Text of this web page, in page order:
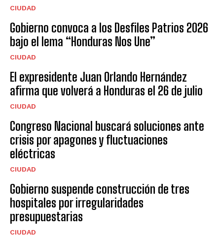
CIUDAD
Gobierno convoca a los Desfiles Patrios 2026
bajo el lema “Honduras Nos Une”
CIUDAD
El expresidente Juan Orlando Hernández
afirma que volverá a Honduras el 26 de julio
CIUDAD
Congreso Nacional buscará soluciones ante
crisis por apagones y fluctuaciones
eléctricas
CIUDAD
Gobierno suspende construcción de tres
hospitales por irregularidades
presupuestarias
CIUDAD